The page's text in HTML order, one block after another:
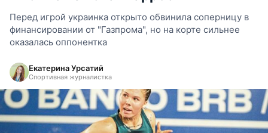
Перед игрой украинка открыто обвинила соперницу в
финансировании от "Газпрома", но на корте сильнее
оказалась оппонентка
Екатерина Урсатий
Спортивная журналистка